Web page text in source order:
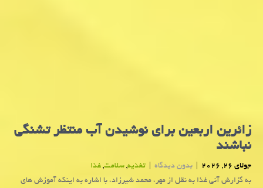
زائرین اربعین برای نوشیدن آب منتظر تشنگی
نباشند
جولای 26, 2026 | بدون دیدگاه | تغذیه,سلامت,غذا
به گزارش آنی غذا به نقل از مهر، محمد شیرزاد، با اشاره به اینکه آموزش های